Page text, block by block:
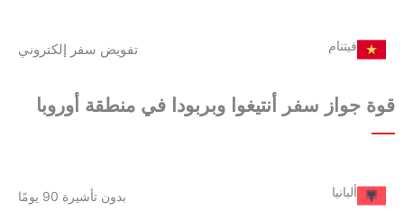
فيتنام تفويض سفر إلكتروني
قوة جواز سفر أنتيغوا وبربودا في منطقة أوروبا
ألبانيا بدون تأشيرة 90 يومًا